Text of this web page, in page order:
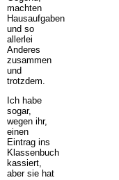
machten
Hausaufgaben
und so
allerlei
Anderes
zusammen
und
trotzdem.
Ich habe
sogar,
wegen ihr,
einen
Eintrag ins
Klassenbuch
kassiert,
aber sie hat